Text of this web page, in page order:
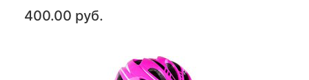
400.00 руб.